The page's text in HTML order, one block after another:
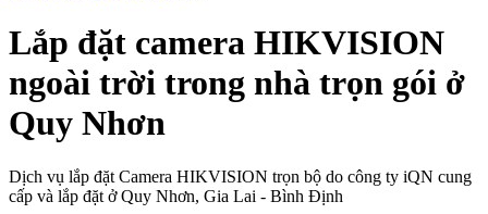
Lắp đặt camera HIKVISION
ngoài trời trong nhà trọn gói ở
Quy Nhơn
Dịch vụ lắp đặt Camera HIKVISION trọn bộ do công ty iQN cung
cấp và lắp đặt ở Quy Nhơn, Gia Lai - Bình Định